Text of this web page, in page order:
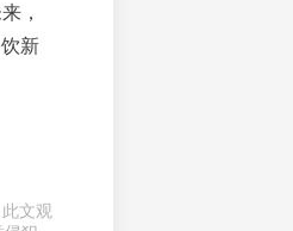
，
新
文观